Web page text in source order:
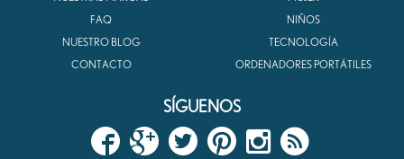
FAQ
NUESTRO BLOG
CONTACTO
NIÑOS
TECNOLOGÍA
ORDENADORES PORTÁTILES
SÍGUENOS